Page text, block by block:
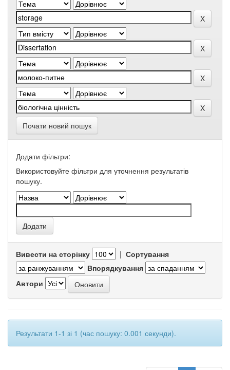
Почати новий пошук
Додати фільтри:
Використовуйте фільтри для уточнення результатів
пошуку.
Вивести на сторінку | Сортування
Впорядкування
Автори
Результати 1-1 зі 1 (час пошуку: 0.001 секунди).